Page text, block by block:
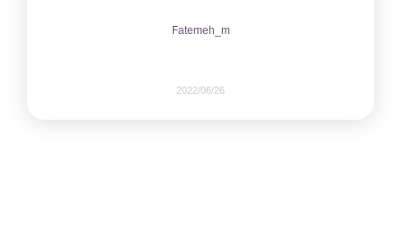
Fatemeh_m
2022/06/26